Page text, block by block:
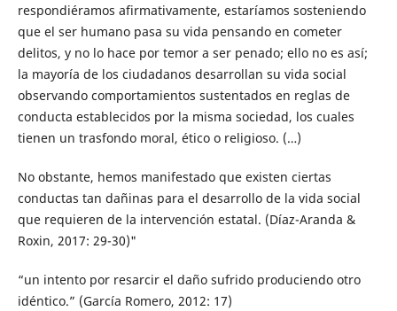
respondiéramos afirmativamente, estaríamos sosteniendo
que el ser humano pasa su vida pensando en cometer
delitos, y no lo hace por temor a ser penado; ello no es así;
la mayoría de los ciudadanos desarrollan su vida social
observando comportamientos sustentados en reglas de
conducta establecidos por la misma sociedad, los cuales
tienen un trasfondo moral, ético o religioso. (…)
No obstante, hemos manifestado que existen ciertas
conductas tan dañinas para el desarrollo de la vida social
que requieren de la intervención estatal. (Díaz-Aranda &
Roxin, 2017: 29-30)"
“un intento por resarcir el daño sufrido produciendo otro
idéntico.” (García Romero, 2012: 17)